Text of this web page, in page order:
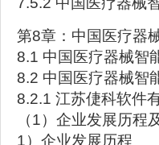
第8章：中国医疗器
8.1 中国医疗器械智
8.2 中国医疗器械智
8.2.1 江苏倢科软件
（1）企业发展历程
1）企业发展历程